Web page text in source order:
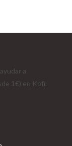
a
1€) en Kofi.